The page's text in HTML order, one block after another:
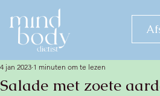
Salade met zoete
4 jan 2023 1 minuten om te lezen